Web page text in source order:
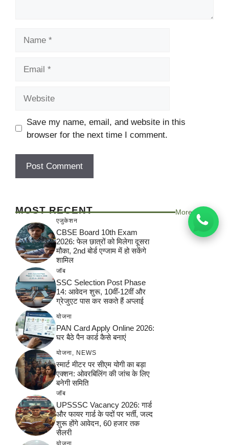
Save my name, email, and website in this
browser for the next time I comment.
MOST RECENT More
एजुकेशन
CBSE Board 10th Exam
2026: फेल छात्रों को मिलेगा दूसरा
मौका, 2nd बोर्ड एग्जाम में हो सकेंगे
शामिल
जॉब
SSC Selection Post Phase
14: आवेदन शुरू, 10वीं-12वीं और
ग्रेजुएट पास कर सकते हैं अप्लाई
योजना
PAN Card Apply Online 2026:
घर बैठे पैन कार्ड कैसे बनाएं
योजना NEWS
स्मार्ट मीटर पर सीएम योगी का बड़ा
एक्शन: ओवरबिलिंग की जांच के लिए
बनेगी समिति
जॉब
UPSSSC Vacancy 2026: गार्ड
और फायर गार्ड के पदों पर भर्ती, जल्द
शुरू होंगे आवेदन, 60 हजार तक
सैलरी
योजना